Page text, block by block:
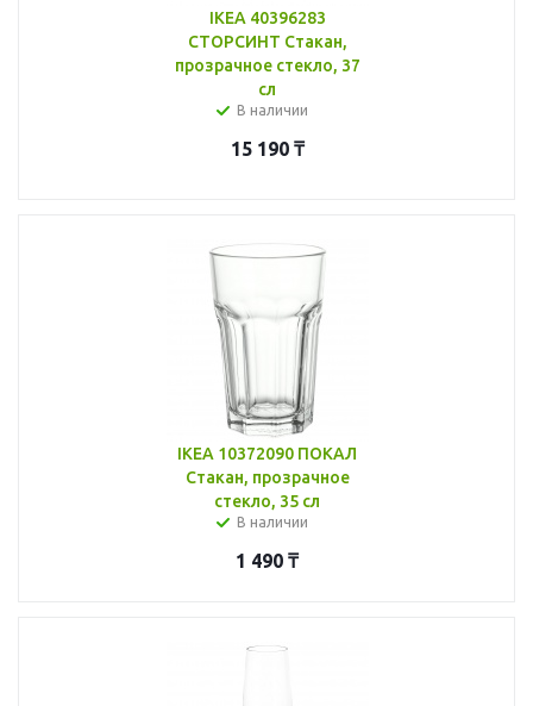
IKEA 40396283
СТОРСИНТ Стакан,
прозрачное стекло, 37
сл
В наличии
15 190₸
IKEA 10372090 ПОКАЛ
Стакан, прозрачное
стекло, 35 сл
В наличии
1 490 ₸